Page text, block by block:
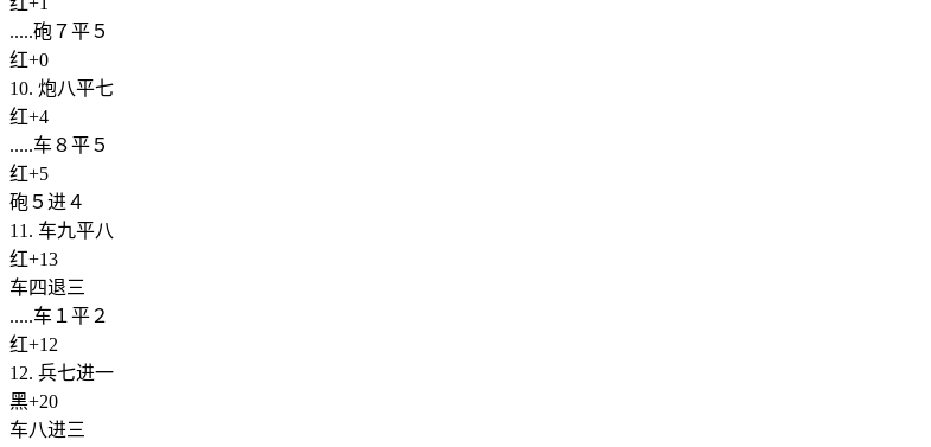
.....砲７平５
红+0
10. 炮八平七
红+4
.....车８平５
红+5
砲５进４
11. 车九平八
红+13
车四退三
.....车１平２
红+12
12. 兵七进一
黑+20
车八进三